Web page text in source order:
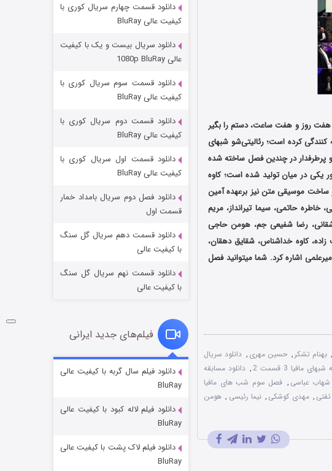
دانایی، هفت روز و هفت ساعت، دستم را بگیر
کنندگی کرده است؛ رئالیتی‌شو شبهای
و پرطرفدار در چندین فصل ساخته شده
یکی در میان تولید شده است؛ کاوه
ساخت موسیقی متن نیز برعهده آمین
حاتمی، سیما تیرانداز، مریم
رضا شفیعی جم، هومن حاجی
کاوه خداشناس، شقایق دهقان،
اشاره کرد. شما میتوانید فصل
, بهنام تشکر , حسین مهری , دانلود سریال
مافیا 3 قسمت 2 , دانلود مسابقه
شهاب عباسی , فصل سوم شب های مافیا
, مهدی کوشکی , نیما رئیسی , هومن
وستی ها
قسمت 6 (زیرنویس) منتشر شد
فروشگاهی برای قاتلان فصل ۲
قسمت
دانلود قسمت چهارم سریال کوری با
کیفیت عالی BluRay
دانلود سریال بیست و یک با کیفیت
عالی 1080p BluRay
دانلود قسمت سوم سریال کوری با
کیفیت عالی BluRay
دانلود قسمت دوم سریال کوری با
کیفیت عالی BluRay
دانلود قسمت اول سریال کوری با
کیفیت عالی BluRay
دانلود فصل دوم سریال بامداد خمار
قسمت اول
دانلود قسمت دهم سریال گل سنگ
با کیفیت عالی
دانلود قسمت نهم سریال گل سنگ
با کیفیت عالی
فیلم‌های جدید ایرانی
دانلود فیلم سال گربه با کیفیت عالی
BluRay
دانلود فیلم لاله کبود با کیفیت عالی
BluRay
دانلود فیلم لاک پشت با کیفیت عالی
BluRay